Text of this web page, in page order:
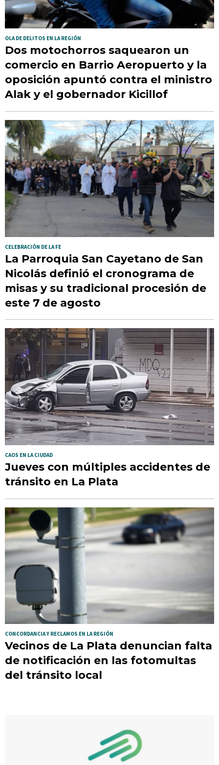
OLA DE DELITOS EN LA REGIÓN
Dos motochorros saquearon un
comercio en Barrio Aeropuerto y la
oposición apuntó contra el ministro
Alak y el gobernador Kicillof
CELEBRACIÓN DE LA FE
La Parroquia San Cayetano de San
Nicolás definió el cronograma de
misas y su tradicional procesión de
este 7 de agosto
CAOS EN LA CIUDAD
Jueves con múltiples accidentes de
tránsito en La Plata
CONCORDANCIA Y RECLAMOS EN LA REGIÓN
Vecinos de La Plata denuncian falta
de notificación en las fotomultas
del tránsito local